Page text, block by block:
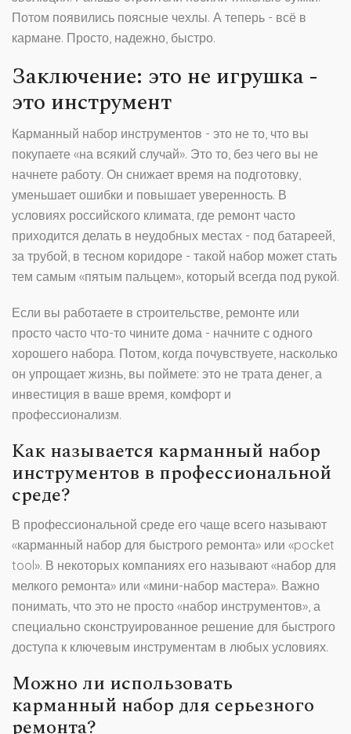
Потом появились поясные чехлы. А теперь - всё в
кармане. Просто, надежно, быстро.
Заключение: это не игрушка -
это инструмент
Карманный набор инструментов - это не то, что вы
покупаете «на всякий случай». Это то, без чего вы не
начнете работу. Он снижает время на подготовку,
уменьшает ошибки и повышает уверенность. В
условиях российского климата, где ремонт часто
приходится делать в неудобных местах - под батареей,
за трубой, в тесном коридоре - такой набор может стать
тем самым «пятым пальцем», который всегда под рукой.
Если вы работаете в строительстве, ремонте или
просто часто что-то чините дома - начните с одного
хорошего набора. Потом, когда почувствуете, насколько
он упрощает жизнь, вы поймете: это не трата денег, а
инвестиция в ваше время, комфорт и
профессионализм.
Как называется карманный набор
инструментов в профессиональной
среде?
В профессиональной среде его чаще всего называют
«карманный набор для быстрого ремонта» или «pocket
tool». В некоторых компаниях его называют «набор для
мелкого ремонта» или «мини-набор мастера». Важно
понимать, что это не просто «набор инструментов», а
специально сконструированное решение для быстрого
доступа к ключевым инструментам в любых условиях.
Можно ли использовать
карманный набор для серьезного
ремонта?